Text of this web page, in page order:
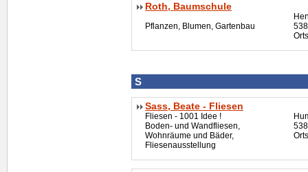
Roth, Baumschule
Pflanzen, Blumen, Gartenbau
S
Sass, Beate - Fliesen
Fliesen - 1001 Idee !
Boden- und Wandfliesen,
Wohnräume und Bäder,
Fliesenausstellung